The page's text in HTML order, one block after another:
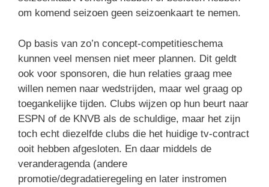
om komend seizoen geen seizoenkaart te nemen.
Op basis van zo’n concept-competitieschema
kunnen veel mensen niet meer plannen. Dit geldt
ook voor sponsoren, die hun relaties graag mee
willen nemen naar wedstrijden, maar wel graag op
toegankelijke tijden. Clubs wijzen op hun beurt naar
ESPN of de KNVB als de schuldige, maar het zijn
toch echt diezelfde clubs die het huidige tv-contract
ooit hebben afgesloten. En daar middels de
veranderagenda (andere
promotie/degradatieregeling en later instromen